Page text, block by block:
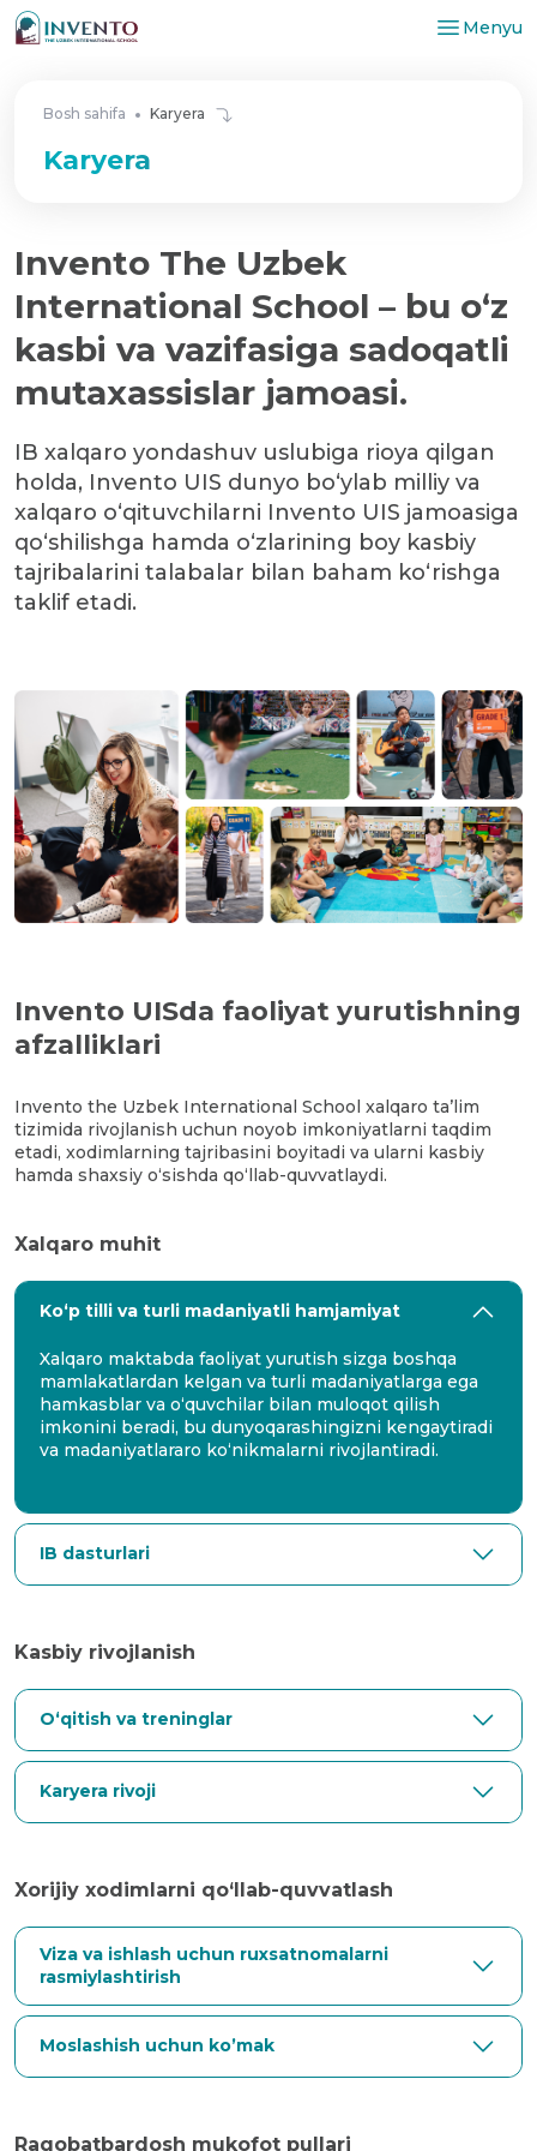
Menyu
Bosh sahifa Karyera
Karyera
Invento The Uzbek
International School – bu o‘z
kasbi va vazifasiga sadoqatli
mutaxassislar jamoasi.
IB xalqaro yondashuv uslubiga rioya qilgan
holda, Invento UIS dunyo bo‘ylab milliy va
xalqaro o‘qituvchilarni Invento UIS jamoasiga
qo‘shilishga hamda o‘zlarining boy kasbiy
tajribalarini talabalar bilan baham ko‘rishga
taklif etadi.
Invento UISda faoliyat yurutishning
afzalliklari
Invento the Uzbek International School xalqaro ta’lim
tizimida rivojlanish uchun noyob imkoniyatlarni taqdim
etadi, xodimlarning tajribasini boyitadi va ularni kasbiy
hamda shaxsiy o‘sishda qo‘llab-quvvatlaydi.
Xalqaro muhit
Ko‘p tilli va turli madaniyatli hamjamiyat
Xalqaro maktabda faoliyat yurutish sizga boshqa
mamlakatlardan kelgan va turli madaniyatlarga ega
hamkasblar va o‘quvchilar bilan muloqot qilish
imkonini beradi, bu dunyoqarashingizni kengaytiradi
va madaniyatlararo ko‘nikmalarni rivojlantiradi.
IB dasturlari
Kasbiy rivojlanish
O‘qitish va treninglar
Karyera rivoji
Xorijiy xodimlarni qo‘llab-quvvatlash
Viza va ishlash uchun ruxsatnomalarni
rasmiylashtirish
Moslashish uchun ko’mak
Raqobatbardosh mukofot pullari